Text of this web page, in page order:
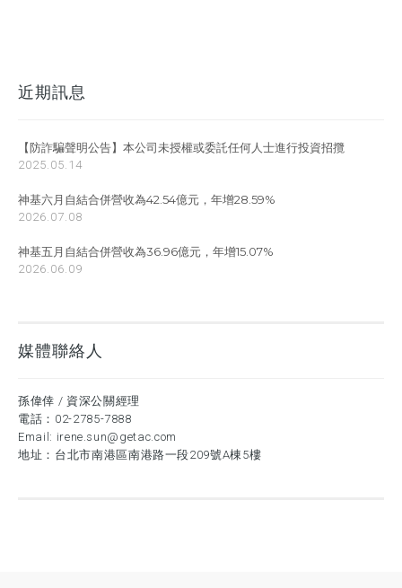
近期訊息
【防詐騙聲明公告】本公司未授權或委託任何人士進行投資招攬
2025.05.14
神基六月自結合併營收為42.54億元，年增28.59%
2026.07.08
神基五月自結合併營收為36.96億元，年增15.07%
2026.06.09
媒體聯絡人
孫偉倖 / 資深公關經理
電話： 02-2785-7888
Email: irene.sun@getac.com
地址：台北市南港區南港路一段209號A棟5樓